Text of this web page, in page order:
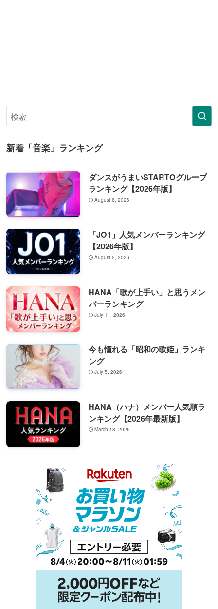
新着「音楽」ランキング
ダンスがうまいSTARTOグループ
ランキング【2026年版】
August 6, 2026
「JO1」人気メンバーランキング
【2026年版】
August 5, 2026
HANA「歌が上手い」と思うメン
バーランキング
July 11, 2026
今も憧れる「昭和の歌姫」ランキ
ング
July 5, 2026
HANA（ハナ）メンバー人気順ラ
ンキング【2026年最新版】
March 18, 2026